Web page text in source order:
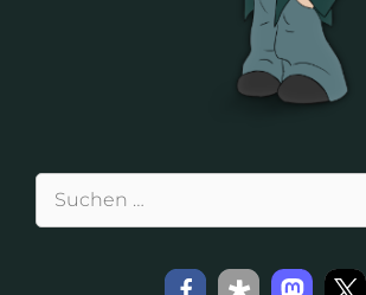
Suchen